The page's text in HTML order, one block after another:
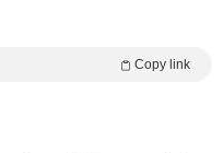
Copy link